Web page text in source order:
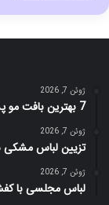
ژوئن 7, 2026
7 بهترین بافت مو پسرانه با موی اضافه+ عکس و فیلم آموزش
ژوئن 7, 2026
تزیین لباس مشکی ساده با 22 ایده (مانتو
ژوئن 7, 2026
لباس مجلسی با کفش اسپرت